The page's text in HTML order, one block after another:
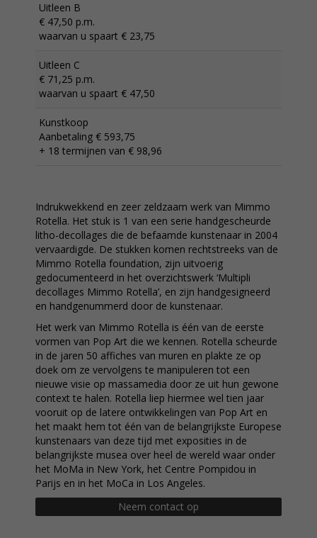
Uitleen B
€ 47,50 p.m.
waarvan u spaart € 23,75
Uitleen C
€ 71,25 p.m.
waarvan u spaart € 47,50
Kunstkoop
Aanbetaling € 593,75
+ 18 termijnen van € 98,96
Indrukwekkend en zeer zeldzaam werk van Mimmo
Rotella. Het stuk is 1 van een serie handgescheurde
litho-decollages die de befaamde kunstenaar in 2004
vervaardigde. De stukken komen rechtstreeks van de
Mimmo Rotella foundation, zijn uitvoerig
gedocumenteerd in het overzichtswerk ‘Multipli
decollages Mimmo Rotella’, en zijn handgesigneerd
en handgenummerd door de kunstenaar.
Het werk van Mimmo Rotella is één van de eerste
vormen van Pop Art die we kennen. Rotella scheurde
in de jaren 50 affiches van muren en plakte ze op
doek om ze vervolgens te manipuleren tot een
nieuwe visie op massamedia door ze uit hun gewone
context te halen. Rotella liep hiermee wel tien jaar
vooruit op de latere ontwikkelingen van Pop Art en
het maakt hem tot één van de belangrijkste Europese
kunstenaars van deze tijd met exposities in de
belangrijkste musea over heel de wereld waar onder
het MoMa in New York, het Centre Pompidou in
Parijs en in het MoCa in Los Angeles.
Neem contact op